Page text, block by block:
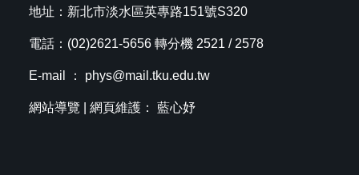
地址：新北市淡水區英專路151號S320
電話：(02)2621-5656 轉分機 2521 / 2578
E-mail ： phys@mail.tku.edu.tw
網站導覽 | 網頁維護： 藍心妤